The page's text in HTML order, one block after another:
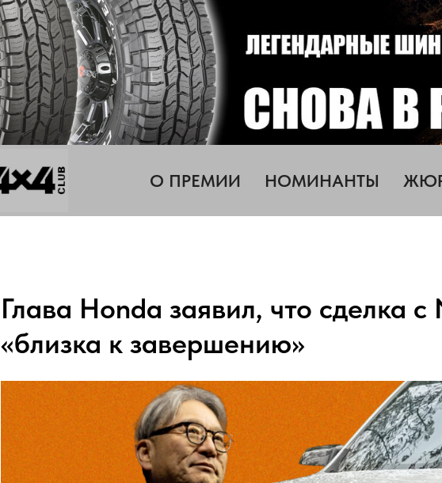
О ПРЕМИИ НОМИНАНТЫ
Глава Honda заявил, что сделка с
«близка к завершению»